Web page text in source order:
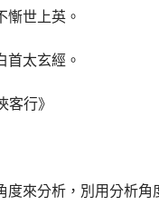
慚世上英。
首太玄經。
行》
度來分析，別用分析角